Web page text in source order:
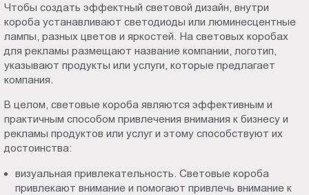
Чтобы создать эффектный световой дизайн, внутри
короба устанавливают светодиоды или люминесцентные
лампы, разных цветов и яркостей. На световых коробах
для рекламы размещают название компании, логотип,
указывают продукты или услуги, которые предлагает
компания.
В целом, световые короба являются эффективным и
практичным способом привлечения внимания к бизнесу и
рекламы продуктов или услуг и этому способствуют их
достоинства:
визуальная привлекательность. Световые короба
привлекают внимание и помогают привлечь внимание к